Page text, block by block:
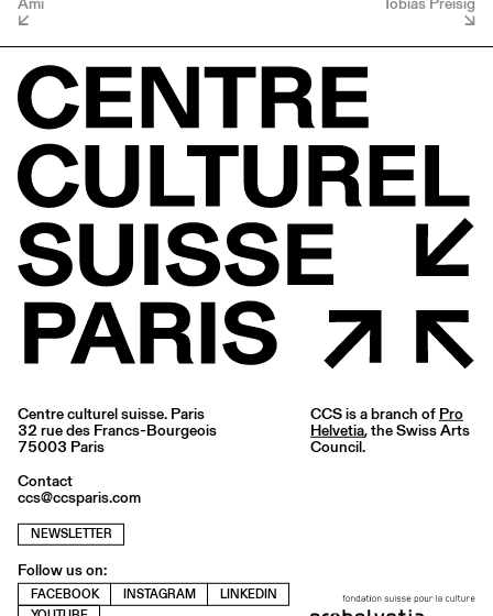
Centre culturel suisse. Paris
32 rue des Francs-Bourgeois
75003 Paris
Contact
ccs@ccsparis.com
NEWSLETTER
Follow us on:
FACEBOOK INSTAGRAM
LINKEDIN
CCS is a branch of Pro
Helvetia, the Swiss Arts
Council.